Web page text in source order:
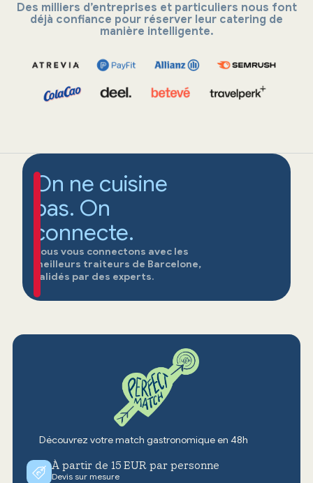
Des milliers d’entreprises et particuliers nous font
déjà confiance pour réserver leur catering de
manière intelligente.
On ne cuisine
pas. On
connecte.
Nous vous connectons avec les
meilleurs traiteurs de Barcelone,
validés par des experts.
Découvrez votre match gastronomique en 48h
À partir de 15 EUR par personne
Devis sur mesure